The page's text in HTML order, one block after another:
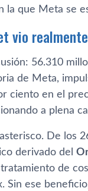
la que Meta se
vio realmente
56.310
de Meta,
ciento en el
a plena
De los
derivado del
de
Sin ese